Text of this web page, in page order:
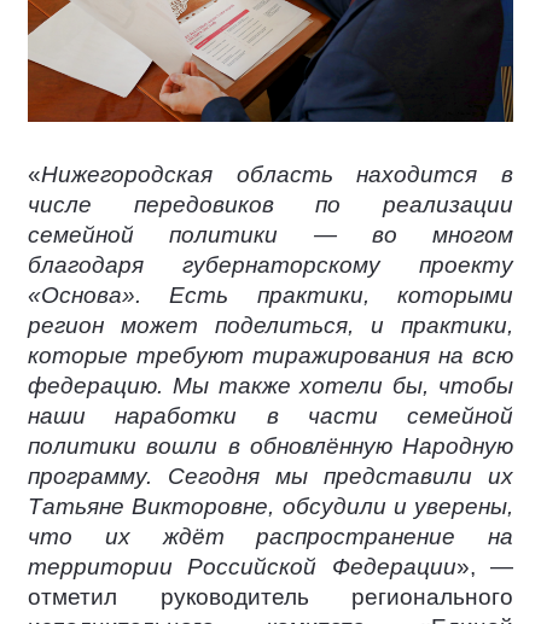
«Нижегородская область находится в
числе передовиков по реализации
семейной политики — во многом
благодаря губернаторскому проекту
«Основа». Есть практики, которыми
регион может поделиться, и практики,
которые требуют тиражирования на всю
федерацию. Мы также хотели бы, чтобы
наши наработки в части семейной
политики вошли в обновлённую Народную
программу. Сегодня мы представили их
Татьяне Викторовне, обсудили и уверены,
что их ждёт распространение на
территории Российской Федерации», —
отметил руководитель регионального